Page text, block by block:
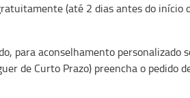
(até 2 dias antes do início
para aconselhamento personalizado
de Curto Prazo) preencha o pedido